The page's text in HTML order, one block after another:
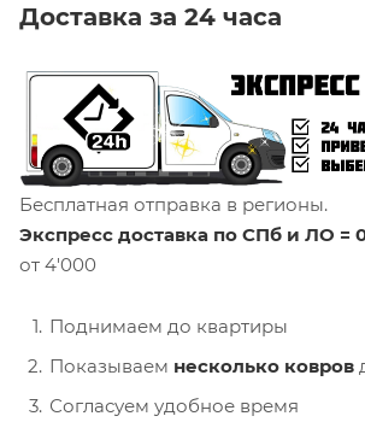
Доставка за 24 часа
Бесплатная отправка в регионы.
Экспресс доставка по СПб и ЛО =
от 4'000
Поднимаем до квартиры
Показываем несколько ковров
Согласуем удобное время